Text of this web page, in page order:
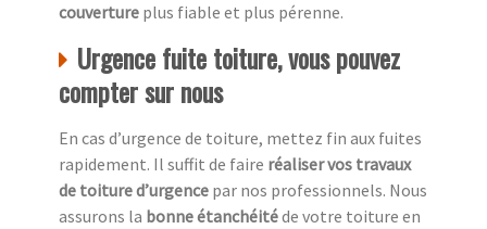
couverture plus fiable et plus pérenne.
Urgence fuite toiture, vous pouvez
compter sur nous
En cas d’urgence de toiture, mettez fin aux fuites
rapidement. Il suffit de faire réaliser vos travaux
de toiture d’urgence par nos professionnels. Nous
assurons la bonne étanchéitéde votre toiture en